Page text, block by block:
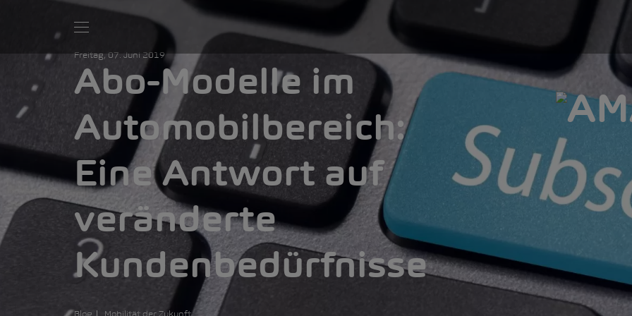
Freitag, 07. Juni 2019
Abo-Modelle im
Automobilbereich:
Eine Antwort auf
veränderte
Kundenbedürfnisse
Blog Mobilität der Zukunft